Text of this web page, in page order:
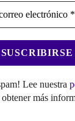
Lee nuestra
obtener más